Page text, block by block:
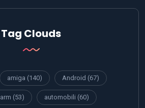
Tag Clouds
amiga (140) Android (67)
arm (53) automobili (60)